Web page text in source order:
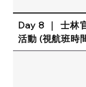
Day 8 ｜ 士林
活動 (視航班時